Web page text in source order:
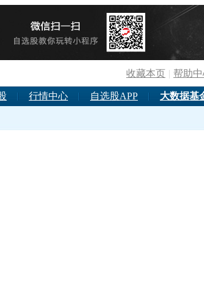
及准确性负责，且不提供金融投资服务
收藏本页 | 帮助
行情中心 自选股APP 大数据基